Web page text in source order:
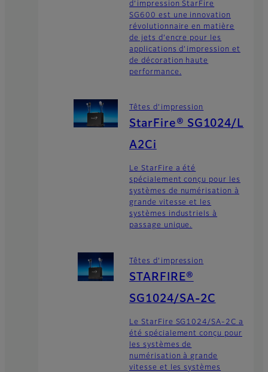
d’impression StarFire
SG600 est une innovation
révolutionnaire en matière
de jets d’encre pour les
applications d’impression et
de décoration haute
performance.
Têtes d’impression
StarFire® SG1024/L
A2Ci
Le StarFire a été
spécialement conçu pour les
systèmes de numérisation à
grande vitesse et les
systèmes industriels à
passage unique.
Têtes d’impression
STARFIRE®
SG1024/SA-2C
Le StarFire SG1024/SA-2C a
été spécialement conçu pour
les systèmes de
numérisation à grande
vitesse et les systèmes